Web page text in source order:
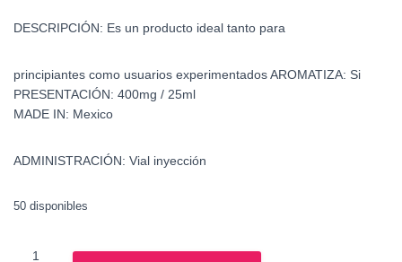
DESCRIPCIÓN: Es un producto ideal tanto para
principiantes como usuarios experimentadosAROMATIZA: Si
PRESENTACIÓN: 400mg / 25ml
MADE IN: Mexico
ADMINISTRACIÓN: Vial inyección
50 disponibles
Sostenon